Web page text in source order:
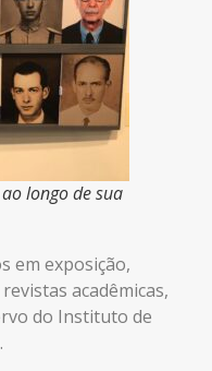
longo de sua
em exposição,
acadêmicas,
do Instituto de